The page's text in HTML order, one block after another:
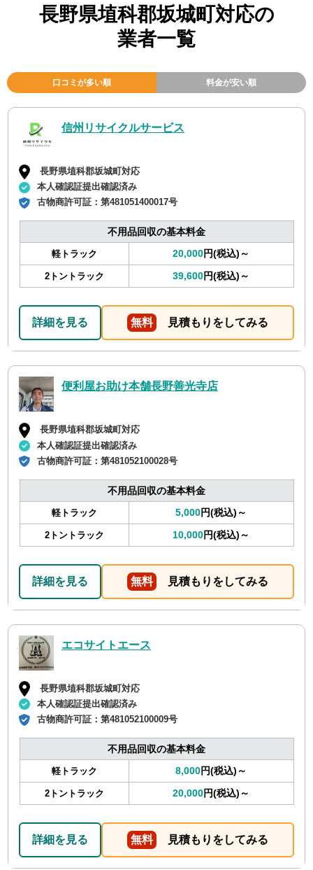
長野県埴科郡坂城町対応の
業者一覧
口コミが多い順 料金が安い順
信州リサイクルサービス
長野県埴科郡坂城町対応
本人確認証提出確認済み
古物商許可証：第481051400017号
不用品回収の基本料金
軽トラック 20,000円(税込)～
2トントラック 39,600円(税込)～
詳細を見る 無料 見積もりをしてみる
便利屋お助け本舗長野善光寺店
長野県埴科郡坂城町対応
本人確認証提出確認済み
古物商許可証：第481052100028号
不用品回収の基本料金
軽トラック 5,000円(税込)～
2トントラック 10,000円(税込)～
詳細を見る 無料 見積もりをしてみる
エコサイトエース
長野県埴科郡坂城町対応
本人確認証提出確認済み
古物商許可証：第481052100009号
不用品回収の基本料金
軽トラック 8,000円(税込)～
2トントラック 20,000円(税込)～
詳細を見る 無料 見積もりをしてみる